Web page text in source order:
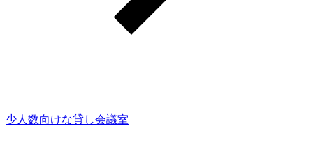
少人数向けな貸し会議室